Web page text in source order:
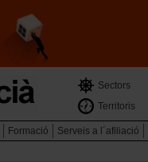
Sectors
Territoris
Formació Serveis a l´afiliació